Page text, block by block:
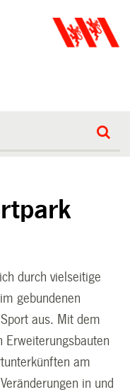
durch vielseitige
gebundenen
aus. Mit dem
Erweiterungsbauten
am
in und